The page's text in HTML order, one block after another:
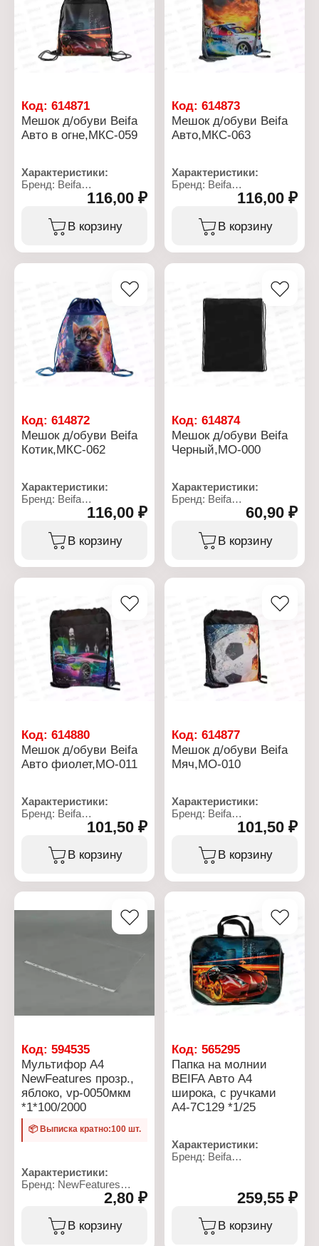
Размер корпуса: 115х25
Упаковка: в ПВХ
упаковке
Количество цветов: 4
Толщина линии: 1-5 мм
Код: 614871
Мешок д/обуви Beifa
Авто в огне,МКС-059
Характеристики:
Бренд: Beifa
Артикул: МКС-059
Тип товара: Сумка для
обуви
Вид товара: мешок
Материал: полиэстер
Покрытие: полиуретан
Тип застежки: шнурок
116,00 ₽
В корзину
Код:614873
Мешок д/обуви Beifa
Авто,МКС-063
Характеристики:
Бренд: Beifa
Артикул: МКС-063
Тип товара: Сумка для
обуви
Вид товара: мешок
Материал: полиэстер
Покрытие: полиуретан
Тип застежки: шнурок
116,00 ₽
В корзину
Код: 614872
Мешок д/обуви Beifa
Котик,МКС-062
Характеристики:
Бренд: Beifa
Артикул: МКС-062
Тип товара: Сумка для
обуви
Вид товара: мешок
Материал: полиэстер
Покрытие: полиуретан
Тип застежки: шнурок
116,00 ₽
В корзину
Код:614874
Мешок д/обуви Beifa
Черный,МО-000
Характеристики:
Бренд: Beifa
Артикул: МО-000
Тип товара: Сумка для
обуви
Вид товара: мешок
Покрытие: полиуретан
Тип застежки: шнурок
60,90 ₽
В корзину
Код: 614880
Мешок д/обуви Beifa
Авто фиолет,МО-011
Характеристики:
Бренд: Beifa
Артикул: МО-011
Тип товара: Сумка для
обуви
Вид товара: мешок
Материал: полиэстер
Покрытие: полиуретан
101,50 ₽
В корзину
Код:614877
Мешок д/обуви Beifa
Мяч,МО-010
Характеристики:
Бренд: Beifa
Артикул: МО-010
Тип товара: Сумка для
обуви
Вид товара: мешок
Покрытие: полиуретан
Тип застежки: шнурок
101,50 ₽
В корзину
Код: 594535
Мультифор А4
NewFeatures прозр.,
яблоко, vp-0050мкм
*1*100/2000
📦 Выписка кратно:100 шт.
Характеристики:
Бренд: NewFeatures
Артикул: VP-0050
вкладыш (мультифора)
Формат: А4
2,80 ₽
В корзину
Код:565295
Папка на молнии
BEIFA Авто А4
широка, с ручками
А4-7С129 *1/25
Характеристики:
Бренд: Beifa
Модель: "Авто"
Размер: 35х27х7 см
Материал: полиэстер,
259,55 ₽
В корзину